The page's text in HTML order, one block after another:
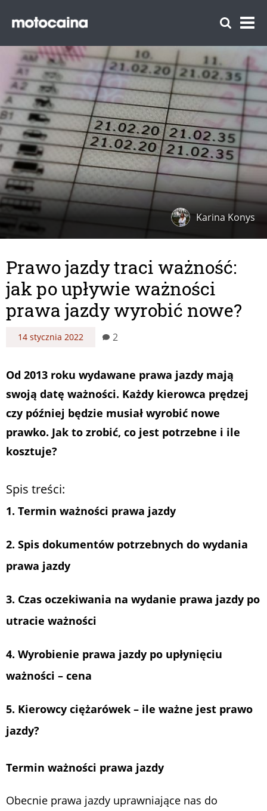
Karina Konys
Prawo jazdy traci ważność:
jak po upływie ważności
prawa jazdy wyrobić nowe?
14 stycznia 2022 2
Od 2013 roku wydawane prawa jazdy mają
swoją datę ważności. Każdy kierowca prędzej
czy później będzie musiał wyrobić nowe
prawko. Jak to zrobić, co jest potrzebne i ile
kosztuje?
Spis treści:
1. Termin ważności prawa jazdy
2. Spis dokumentów potrzebnych do wydania
prawa jazdy
3. Czas oczekiwania na wydanie prawa jazdy po
utracie ważności
4. Wyrobienie prawa jazdy po upłynięciu
ważności – cena
5. Kierowcy ciężarówek – ile ważne jest prawo
jazdy?
Termin ważności prawa jazdy
Obecnie prawa jazdy uprawniające nas do